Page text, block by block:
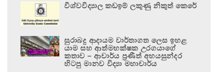
විශ්වවිද්‍යාල කඩඉම් ලකුණු නිකුත් කෙරේ
සුරාබදු ආදායම වාර්තාගත ලෙස ඉහළ
යාම සහ ආත්මභක්ෂක උරගයාගේ
කතාව – ආචාර්ය ප්‍රණීත් අභයසුන්දර
හිටපු මානව විද්‍යා මහාචාර්ය